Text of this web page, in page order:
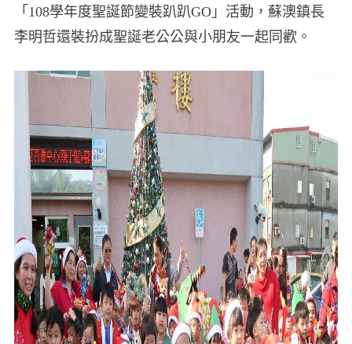
「108學年度聖誕節變裝趴趴GO」活動，蘇澳鎮長
李明哲還裝扮成聖誕老公公與小朋友一起同歡。